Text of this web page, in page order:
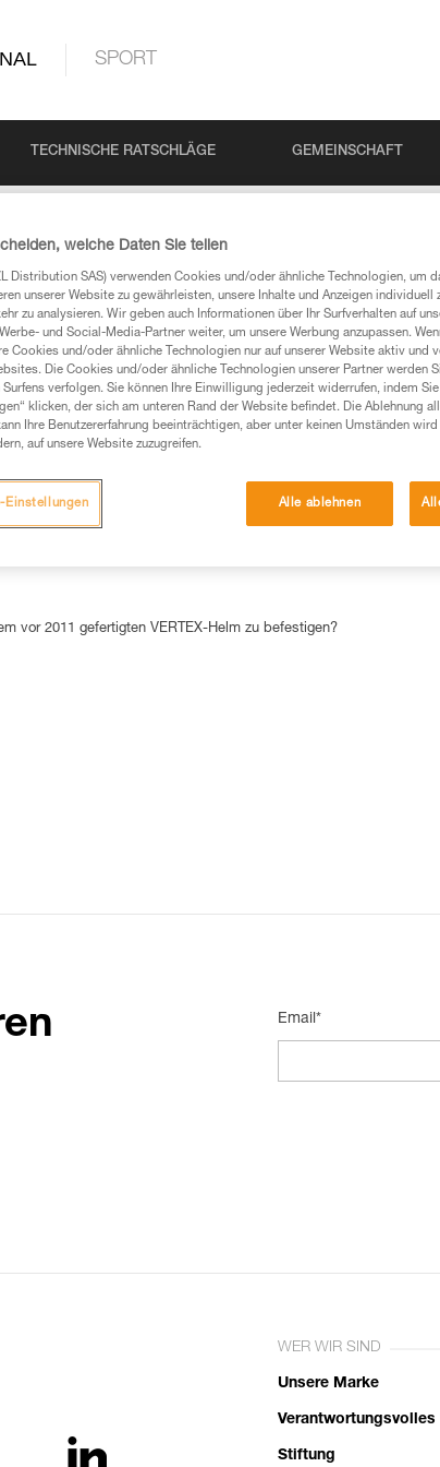
SPORT
TECHNISCHE RATSCHLÄGE GEMEINSCHAFT
Ihre Fragen gefunden haben, sollten Sie sie hier
vor 2011 gefertigten VERTEX-Helm zu befestigen?
Email*
WER WIR SIND
Unsere Marke
Verantwortungsvolles
Stiftung
welche Daten Sie teilen
Distribution SAS) verwenden Cookies und/oder ähnliche Technologien, um
unserer Website zu gewährleisten, unsere Inhalte und Anzeigen individuell
zu analysieren. Wir geben auch Informationen über Ihr Surfverhalten auf
und Social-Media-Partner weiter, um unsere Werbung anzupassen.
Cookies und/oder ähnliche Technologien nur auf unserer Website aktiv und
Die Cookies und/oder ähnliche Technologien unserer Partner werden
verfolgen. Sie können Ihre Einwilligung jederzeit widerrufen, indem
klicken, der sich am unteren Rand der Website befindet. Die Ablehnung
Ihre Benutzererfahrung beeinträchtigen, aber unter keinen Umständen
auf unsere Website zuzugreifen.
Alle ablehnen
Einstellungen